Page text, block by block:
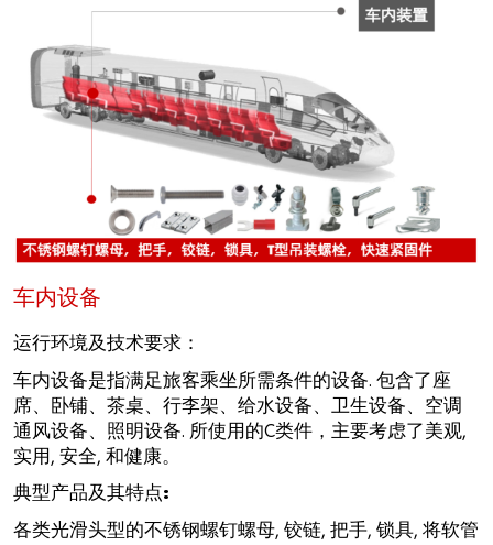
车内设备
运行环境及技术要求：
车内设备是指满足旅客乘坐所需条件的设备. 包含了座
席、卧铺、茶桌、行李架、给水设备、卫生设备、空调
通风设备、照明设备. 所使用的C类件，主要考虑了美观,
实用, 安全, 和健康。
典型产品及其特点:
各类光滑头型的不锈钢螺钉螺母, 铰链, 把手, 锁具, 将软管